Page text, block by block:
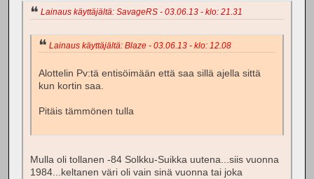
Lainaus käyttäjältä: SavageRS - 03.06.13 - klo: 21.31
Lainaus käyttäjältä: Blaze - 03.06.13 - klo: 12.08
Alottelin Pv:tä entisöimään että saa sillä ajella sittä
kun kortin saa.
Pitäis tämmönen tulla
Mulla oli tollanen -84 Solkku-Suikka uutena...siis vuonna
1984...keltanen väri oli vain sinä vuonna tai joka